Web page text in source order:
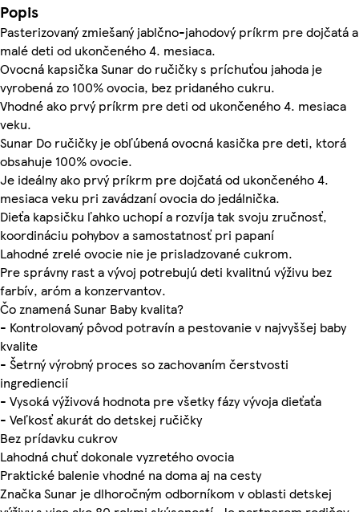
Popis
Pasterizovaný zmiešaný jablčno-jahodový príkrm pre dojčatá a
malé deti od ukončeného 4. mesiaca.
Ovocná kapsička Sunar do ručičky s príchuťou jahoda je
vyrobená zo 100% ovocia, bez pridaného cukru.
Vhodné ako prvý príkrm pre deti od ukončeného 4. mesiaca
veku.
Sunar Do ručičky je obľúbená ovocná kasička pre deti, ktorá
obsahuje 100% ovocie.
Je ideálny ako prvý príkrm pre dojčatá od ukončeného 4.
mesiaca veku pri zavádzaní ovocia do jedálnička.
Dieťa kapsičku ľahko uchopí a rozvíja tak svoju zručnosť,
koordináciu pohybov a samostatnosť pri papaní
Lahodné zrelé ovocie nie je prisladzované cukrom.
Pre správny rast a vývoj potrebujú deti kvalitnú výživu bez
farbív, aróm a konzervantov.
Čo znamená Sunar Baby kvalita?
- Kontrolovaný pôvod potravín a pestovanie v najvyššej baby
kvalite
- Šetrný výrobný proces so zachovaním čerstvosti
ingrediencií
- Vysoká výživová hodnota pre všetky fázy vývoja dieťaťa
- Veľkosť akurát do detskej ručičky
Bez prídavku cukrov
Lahodná chuť dokonale vyzretého ovocia
Praktické balenie vhodné na doma aj na cesty
Značka Sunar je dlhoročným odborníkom v oblasti detskej